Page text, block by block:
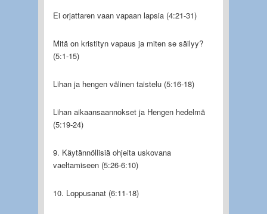
Ei orjattaren vaan vapaan lapsia (4:21-31)
Mitä on kristityn vapaus ja miten se säilyy?
(5:1-15)
Lihan ja hengen välinen taistelu (5:16-18)
Lihan aikaansaannokset ja Hengen hedelmä
(5:19-24)
9. Käytännöllisiä ohjeita uskovana
vaeltamiseen (5:26-6:10)
10. Loppusanat (6:11-18)